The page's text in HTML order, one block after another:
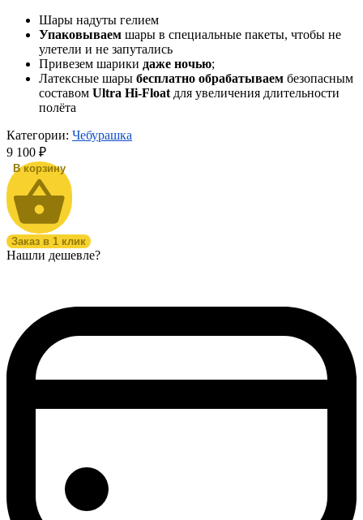
Шары надуты гелием
Упаковываем шары в специальные пакеты, чтобы не
улетели и не запутались
Привезем шарики даже ночью;
Латексные шары бесплатно обрабатываем безопасным
составом Ultra Hi-Float для увеличения длительности
полёта
Категории: Чебурашка
9 100 ₽
Заказ в 1 клик
Нашли дешевле?